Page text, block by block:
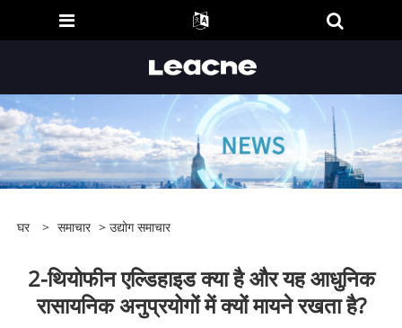
घर > समाचार > उद्योग समाचार
2-थियोफीन एल्डिहाइड क्या है और यह आधुनिक
रासायनिक अनुप्रयोगों में क्यों मायने रखता है?